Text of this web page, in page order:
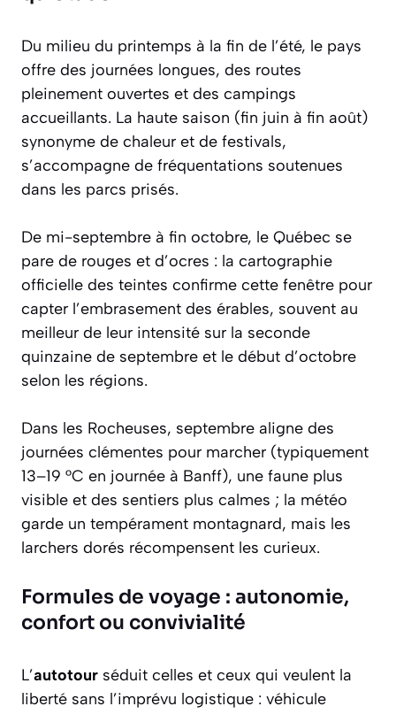
Du milieu du printemps à la fin de l’été, le pays
offre des journées longues, des routes
pleinement ouvertes et des campings
accueillants. La haute saison (fin juin à fin août)
synonyme de chaleur et de festivals,
s’accompagne de fréquentations soutenues
dans les parcs prisés.
De mi-septembre à fin octobre, le Québec se
pare de rouges et d’ocres : la cartographie
officielle des teintes confirme cette fenêtre pour
capter l’embrasement des érables, souvent au
meilleur de leur intensité sur la seconde
quinzaine de septembre et le début d’octobre
selon les régions.
Dans les Rocheuses, septembre aligne des
journées clémentes pour marcher (typiquement
13–19 °C en journée à Banff), une faune plus
visible et des sentiers plus calmes ; la météo
garde un tempérament montagnard, mais les
larchers dorés récompensent les curieux.
Formules de voyage : autonomie,
confort ou convivialité
L’autotour séduit celles et ceux qui veulent la
liberté sans l’imprévu logistique : véhicule